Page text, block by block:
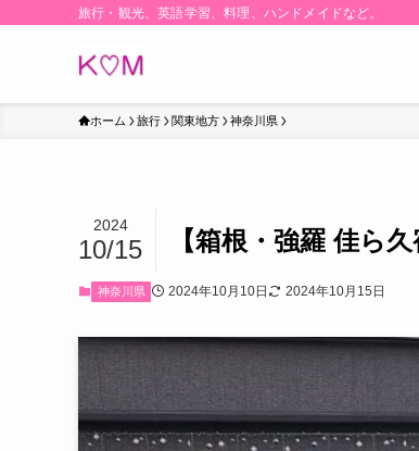
旅行・観光、英語学習、料理、ハンドメイドなど。
ホーム 旅行 関東地方 神奈川県
【箱根・強羅 佳ら
2024
10/15
神奈川県 2024年10月10日 2024年10月15日